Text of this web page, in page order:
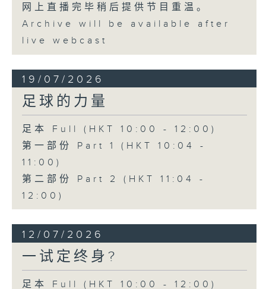
网上直播完毕稍后提供节目重温。
Archive will be available after
live webcast
19/07/2026
足球的力量
足本 Full (HKT 10:00 - 12:00)
第一部份 Part 1 (HKT 10:04 -
11:00)
第二部份 Part 2 (HKT 11:04 -
12:00)
12/07/2026
一试定终身?
足本 Full (HKT 10:00 - 12:00)